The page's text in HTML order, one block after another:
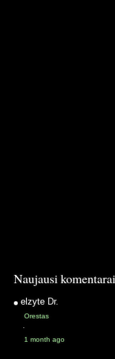
Naujausi komentarai
elzyte Dr.
Orestas
·
1 month ago